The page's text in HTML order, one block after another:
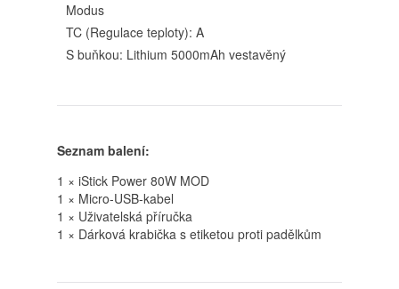
Modus
TC (Regulace teploty): A
S buňkou: Lithium 5000mAh vestavěný
Seznam balení:
1 × iStick Power 80W MOD
1 × Micro-USB-kabel
1 × Uživatelská příručka
1 × Dárková krabička s etiketou proti padělkům